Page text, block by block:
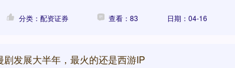
分类：配资证券 查看：83 日期：04-16
发展大半年，最火的还是西游IP